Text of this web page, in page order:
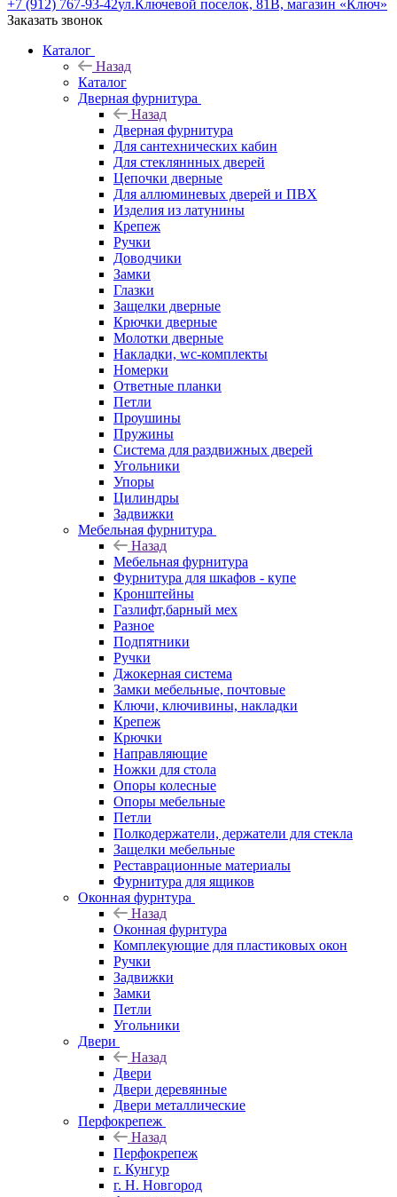
+7 (912) 767-93-42ул.Ключевой поселок, 81В, магазин «Ключ»
Заказать звонок
Каталог
Назад
Каталог
Дверная фурнитура
Назад
Дверная фурнитура
Для сантехнических кабин
Для стекляннных дверей
Цепочки дверные
Для аллюминевых дверей и ПВХ
Изделия из латунины
Крепеж
Ручки
Доводчики
Замки
Глазки
Защелки дверные
Крючки дверные
Молотки дверные
Накладки, wc-комплекты
Номерки
Ответные планки
Петли
Проушины
Пружины
Система для раздвижных дверей
Угольники
Упоры
Цилиндры
Задвижки
Мебельная фурнитура
Назад
Мебельная фурнитура
Фурнитура для шкафов - купе
Кронштейны
Газлифт,барный мех
Разное
Подпятники
Ручки
Джокерная система
Замки мебельные, почтовые
Ключи, ключивины, накладки
Крепеж
Крючки
Направляющие
Ножки для стола
Опоры колесные
Опоры мебельные
Петли
Полкодержатели, держатели для стекла
Защелки мебельные
Реставрационные материалы
Фурнитура для ящиков
Оконная фурнтура
Назад
Оконная фурнтура
Комплекующие для пластиковых окон
Ручки
Задвижки
Замки
Петли
Угольники
Двери
Назад
Двери
Двери деревянные
Двери металлические
Перфокрепеж
Назад
Перфокрепеж
г. Кунгур
г. Н. Новгород